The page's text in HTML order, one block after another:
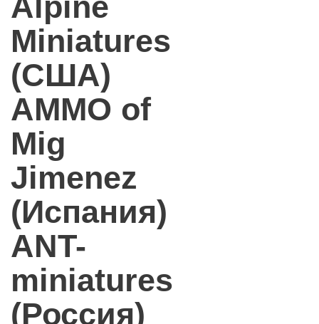
Miniatures
(США)
AMMO of
Mig
Jimenez
(Испания)
ANT-
miniatures
(Россия)